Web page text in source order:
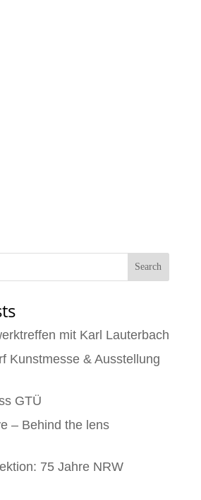
mit Karl Lauterbach
Kunstmesse & Ausstellung
GTÜ
– Behind the lens
75 Jahre NRW